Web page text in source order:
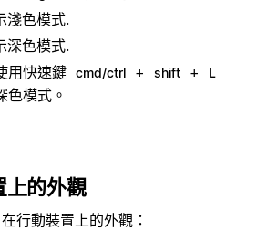
淺色模式.
深色模式.
用快速鍵 cmd/ctrl + shift + L
色模式。
上的外觀
行動裝置上的外觀：